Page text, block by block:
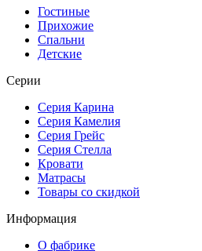
Гостиные
Прихожие
Спальни
Детские
Серии
Серия Карина
Серия Камелия
Серия Грейс
Серия Стелла
Кровати
Матрасы
Товары со скидкой
Информация
О фабрике